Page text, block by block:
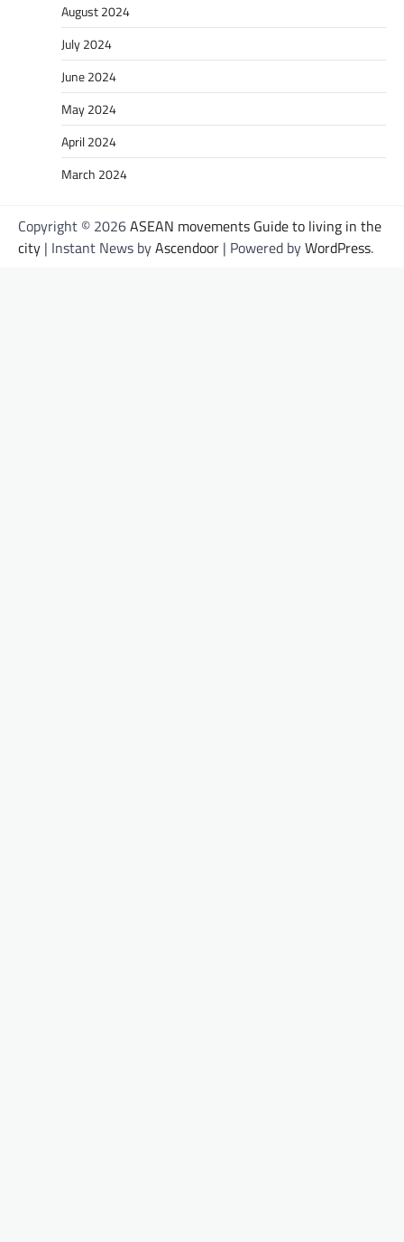
August 2024
July 2024
June 2024
May 2024
April 2024
March 2024
Copyright © 2026ASEAN movements Guide to living in the
city | Instant News byAscendoor | Powered byWordPress.